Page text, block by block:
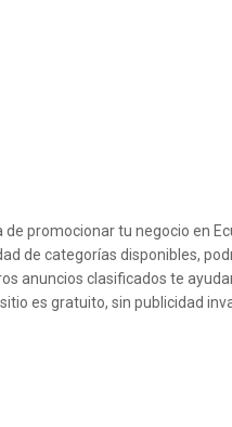
promocionar tu negocio en
de categorías disponibles,
anuncios clasificados te
es gratuito, sin publicidad